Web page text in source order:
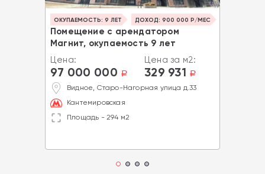
ОКУПАЕМОСТЬ: 9 ЛЕТ ДОХОД: 900 000 Р/МЕС
Помещение с арендатором
Магнит, окупаемость 9 лет
Цена:
97 000 000 a
Цена за м2:
329 931 a
Видное, Старо-Нагорная улица д.33
Кантемировская
Площадь - 294 м2